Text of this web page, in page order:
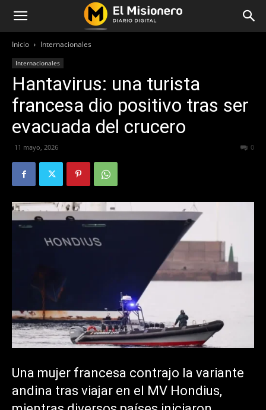
Inicio Internacionales
Internacionales
Hantavirus: una turista
francesa dio positivo tras ser
evacuada del crucero
11 mayo, 2026 0
Una mujer francesa contrajo la variante
andina tras viajar en el MV Hondius,